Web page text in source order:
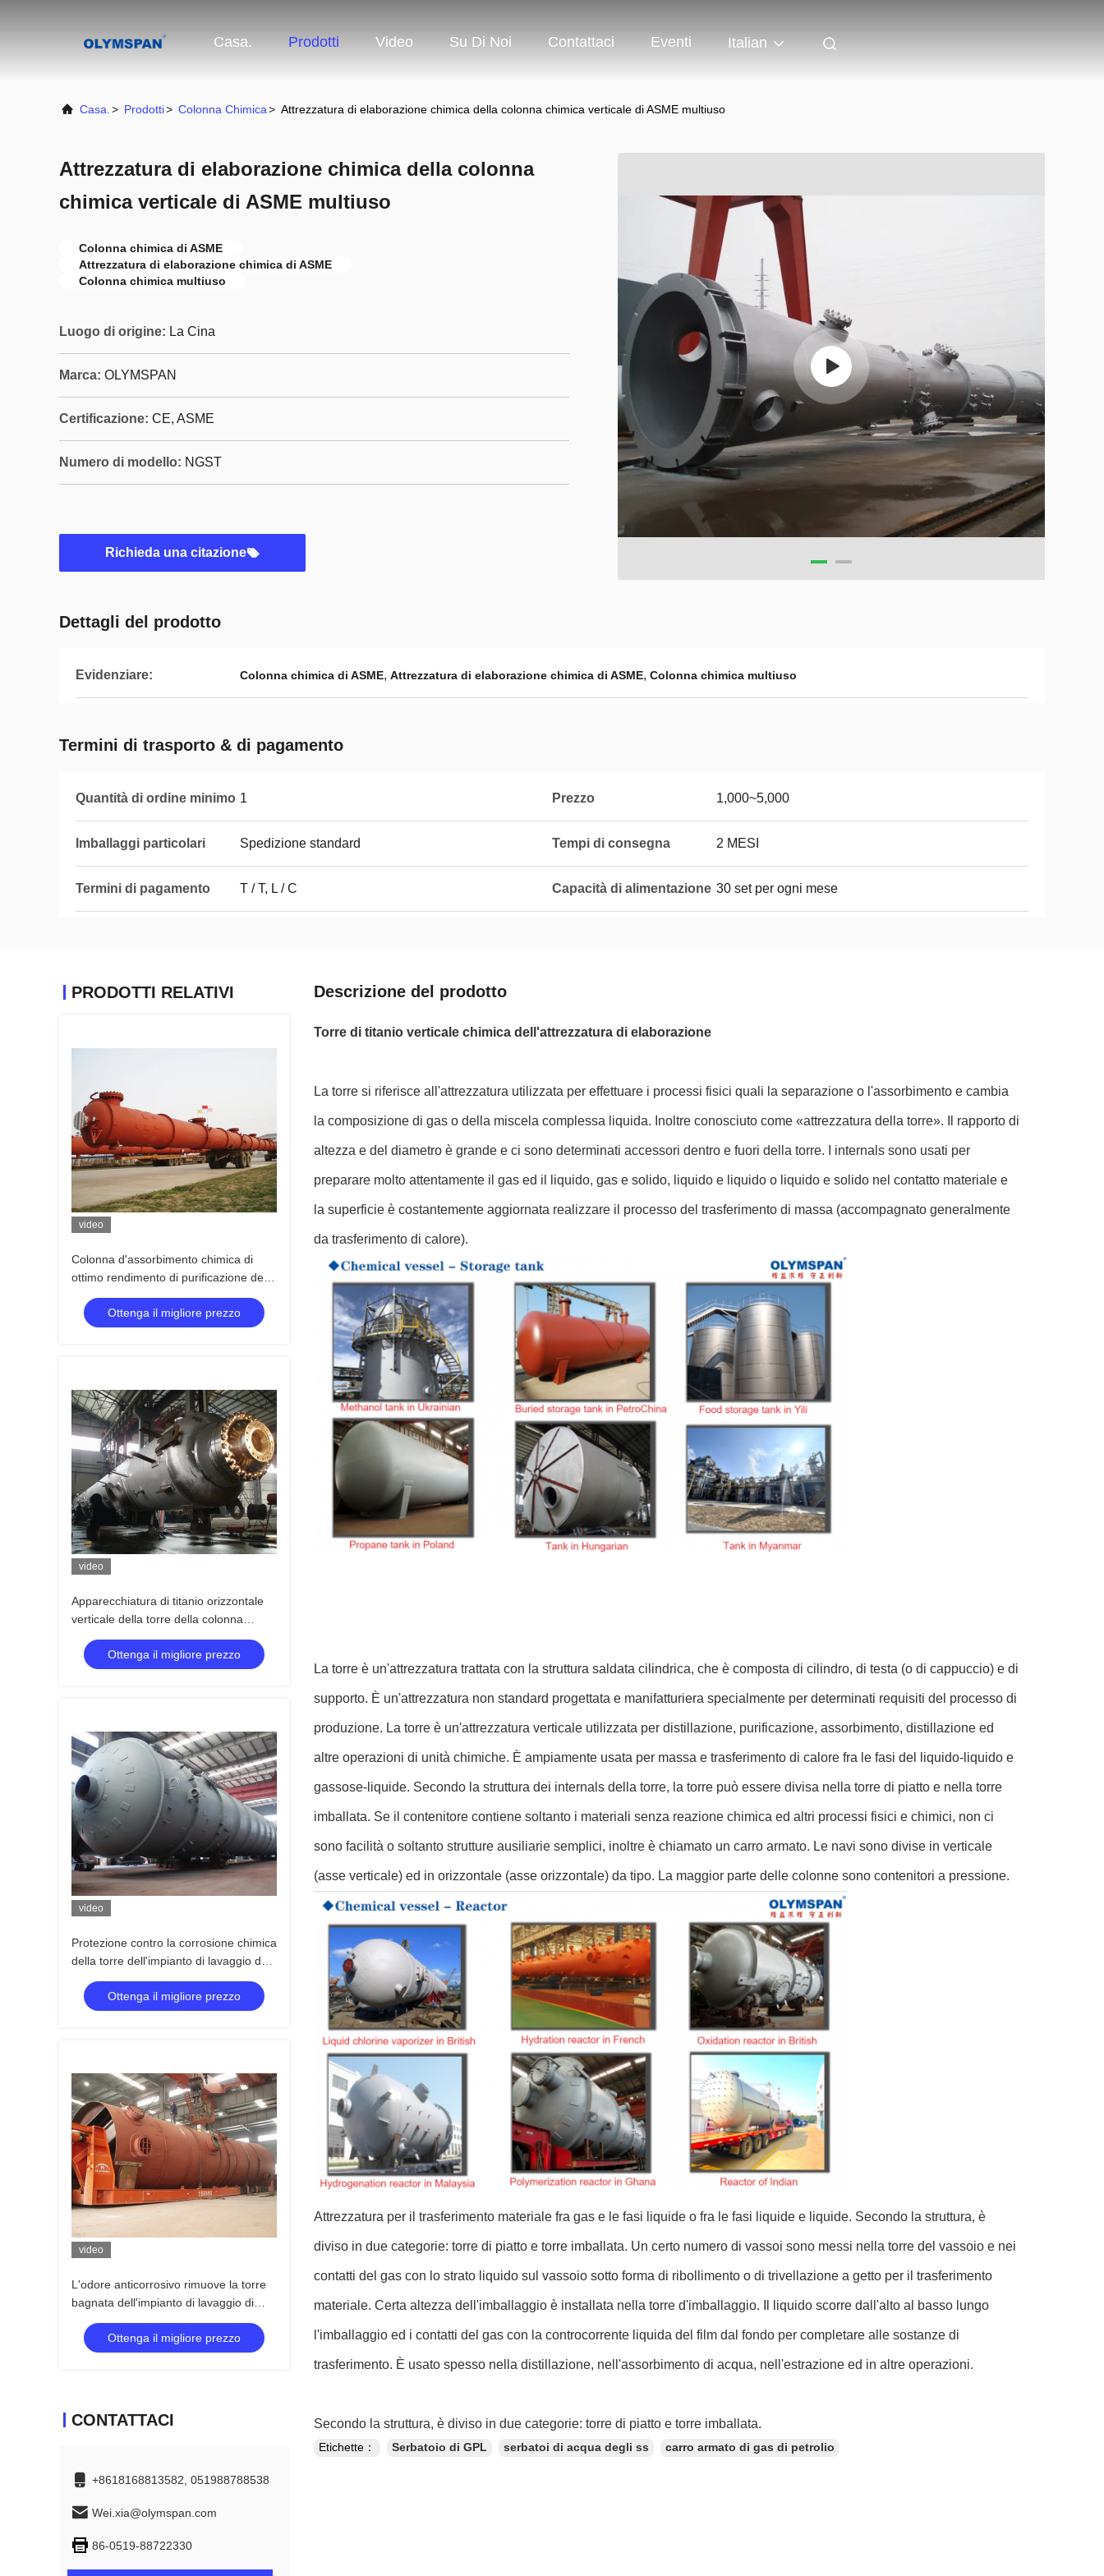
Casa. Prodotti Video Su Di Noi Contattaci Eventi Italian
Casa. > Prodotti> Colonna Chimica> Attrezzatura di elaborazione chimica della colonna chimica verticale di ASME multiuso
Attrezzatura di elaborazione chimica della colonna
chimica verticale di ASME multiuso
Colonna chimica di ASME
Attrezzatura di elaborazione chimica di ASME
Colonna chimica multiuso
Luogo di origine: La Cina
Marca: OLYMSPAN
Certificazione: CE, ASME
Numero di modello: NGST
Richieda una citazione
Dettagli del prodotto
Evidenziare: Colonna chimica di ASME, Attrezzatura di elaborazione chimica di ASME, Colonna chimica multiuso
Termini di trasporto & di pagamento
Quantità di ordine minimo 1 Prezzo 1,000~5,000
Imballaggi particolari Spedizione standard Tempi di consegna 2 MESI
Termini di pagamento T / T, L / C Capacità di alimentazione 30 set per ogni mese
PRODOTTI RELATIVI
video
Colonna d'assorbimento chimica di
ottimo rendimento di purificazione del
gas di scarico della colonna
Ottenga il migliore prezzo
video
Apparecchiatura di titanio orizzontale
verticale della torre della colonna
chimica di personalizzazione
Ottenga il migliore prezzo
video
Protezione contro la corrosione chimica
della torre dell'impianto di lavaggio del
gas di scarico della colonna di alta
efficienzaOttenga il migliore prezzo
video
L'odore anticorrosivo rimuove la torre
bagnata dell'impianto di lavaggio di
disposizione chimica della colonna
Ottenga il migliore prezzo
CONTATTACI
+8618168813582, 051988788538
Wei.xia@olymspan.com
86-0519-88722330
Descrizione del prodotto
Torre di titanio verticale chimica dell'attrezzatura di elaborazione
La torre si riferisce all'attrezzatura utilizzata per effettuare i processi fisici quali la separazione o l'assorbimento e cambia
la composizione di gas o della miscela complessa liquida. Inoltre conosciuto come «attrezzatura della torre». Il rapporto di
altezza e del diametro è grande e ci sono determinati accessori dentro e fuori della torre. I internals sono usati per
preparare molto attentamente il gas ed il liquido, gas e solido, liquido e liquido o liquido e solido nel contatto materiale e
la superficie è costantemente aggiornata realizzare il processo del trasferimento di massa (accompagnato generalmente
da trasferimento di calore).
La torre è un'attrezzatura trattata con la struttura saldata cilindrica, che è composta di cilindro, di testa (o di cappuccio) e di
supporto. È un'attrezzatura non standard progettata e manifatturiera specialmente per determinati requisiti del processo di
produzione. La torre è un'attrezzatura verticale utilizzata per distillazione, purificazione, assorbimento, distillazione ed
altre operazioni di unità chimiche. È ampiamente usata per massa e trasferimento di calore fra le fasi del liquido-liquido e
gassose-liquide. Secondo la struttura dei internals della torre, la torre può essere divisa nella torre di piatto e nella torre
imballata. Se il contenitore contiene soltanto i materiali senza reazione chimica ed altri processi fisici e chimici, non ci
sono facilità o soltanto strutture ausiliarie semplici, inoltre è chiamato un carro armato. Le navi sono divise in verticale
(asse verticale) ed in orizzontale (asse orizzontale) da tipo. La maggior parte delle colonne sono contenitori a pressione.
Attrezzatura per il trasferimento materiale fra gas e le fasi liquide o fra le fasi liquide e liquide. Secondo la struttura, è
diviso in due categorie: torre di piatto e torre imballata. Un certo numero di vassoi sono messi nella torre del vassoio e nei
contatti del gas con lo strato liquido sul vassoio sotto forma di ribollimento o di trivellazione a getto per il trasferimento
materiale. Certa altezza dell'imballaggio è installata nella torre d'imballaggio. Il liquido scorre dall'alto al basso lungo
l'imballaggio ed i contatti del gas con la controcorrente liquida del film dal fondo per completare alle sostanze di
trasferimento. È usato spesso nella distillazione, nell'assorbimento di acqua, nell'estrazione ed in altre operazioni.
Secondo la struttura, è diviso in due categorie: torre di piatto e torre imballata.
Etichette： Serbatoio di GPL serbatoi di acqua degli ss carro armato di gas di petrolio